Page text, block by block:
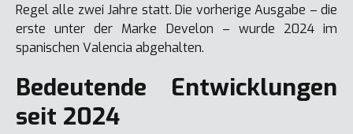
Regel alle zwei Jahre statt. Die vorherige Ausgabe – die
erste unter der Marke Develon – wurde 2024 im
spanischen Valencia abgehalten.
Bedeutende Entwicklungen
seit 2024